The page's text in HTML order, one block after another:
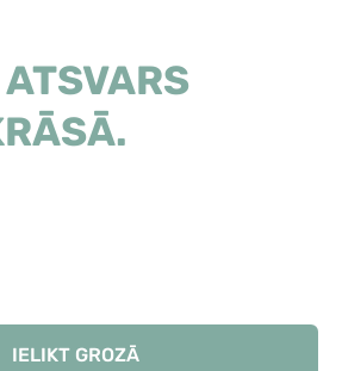
IELIKT GROZĀ